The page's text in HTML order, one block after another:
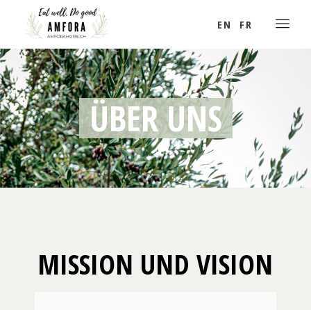
EN FR
ÜBER UNS
MISSION UND VISION